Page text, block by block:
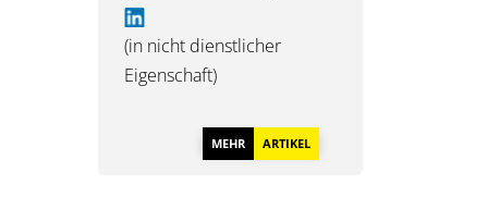
(in nicht dienstlicher
Eigenschaft)
MEHR ARTIKEL